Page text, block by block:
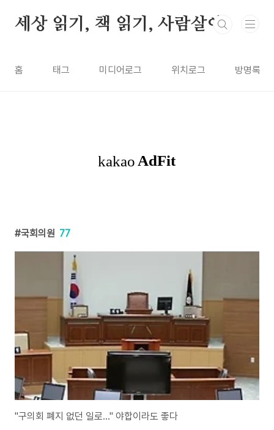
세상 읽기, 책 읽기, 사람살이
홈 태그 미디어로그 위치로그 방명록
국회의원 77
"구의회 폐지 없던 일로..." 야합이라도 좋다